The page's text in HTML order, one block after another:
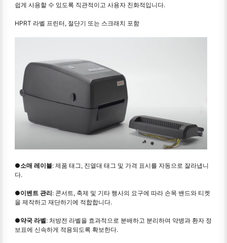
쉽게 사용할 수 있도록 직관적이고 사용자 친화적입니다.
HPRT 라벨 프린터, 절단기 또는 스크래치 포함
●소매 레이블: 제품 태그, 진열대 태그 및 가격 표시를 자동으로 잘라냅니
다.
●이벤트 관리: 콘서트, 축제 및 기타 행사의 요구에 따라 손목 밴드와 티켓
을 제작하고 재단하기에 적합합니다.
●약국 라벨: 처방전 라벨을 효과적으로 분배하고 분리하여 약병과 환자 정
보표에 신속하게 적용되도록 확보한다.